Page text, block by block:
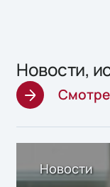
Новости,
Новости